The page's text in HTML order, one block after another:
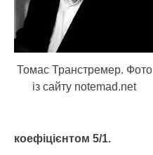
Томас Транстремер. Фото
із сайту notemad.net
коефіцієнтом 5/1.